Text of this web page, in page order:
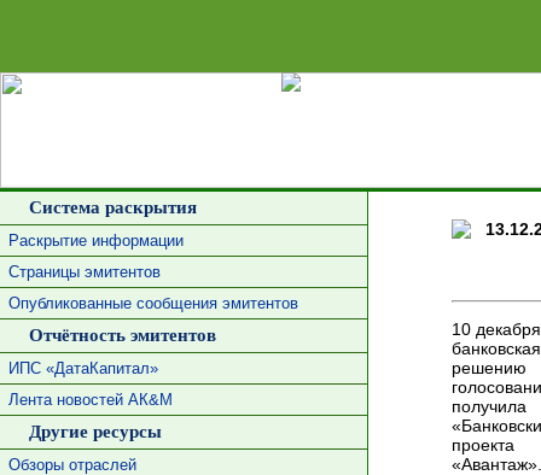
Система раскрытия
Раскрытие информации
Страницы эмитентов
Опубликованные сообщения эмитентов
Отчётность эмитентов
ИПС «ДатаКапитал»
Лента новостей АК&М
Другие ресурсы
Обзоры отраслей
10
решению
проекта
«Авантаж».